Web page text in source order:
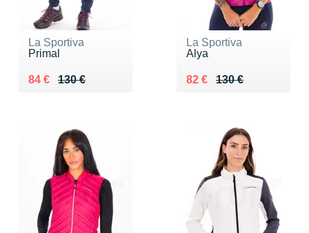
La Sportiva
Primal
130 €
Au lieu de 130 €
84 €
Vendu 84 €
La Sportiva
Alya
130 €
Au lieu de 130 €
82 €
Vendu 82 €